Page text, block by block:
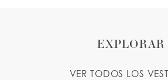
EXPLORAR
VER TODOS LOS